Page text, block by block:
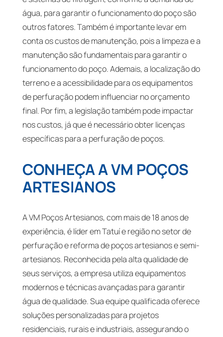
água, para garantir o funcionamento do poço são
outros fatores. Também é importante levar em
conta os custos de manutenção, pois a limpeza e a
manutenção são fundamentais para garantir o
funcionamento do poço. Ademais, a localização do
terreno e a acessibilidade para os equipamentos
de perfuração podem influenciar no orçamento
final. Por fim, a legislação também pode impactar
nos custos, já que é necessário obter licenças
específicas para a perfuração de poços.
CONHEÇA A VM POÇOS
ARTESIANOS
A VM Poços Artesianos, com mais de 18 anos de
experiência, é líder em Tatuí e região no setor de
perfuração e reforma de poços artesianos e semi-
artesianos. Reconhecida pela alta qualidade de
seus serviços, a empresa utiliza equipamentos
modernos e técnicas avançadas para garantir
água de qualidade. Sua equipe qualificada oferece
soluções personalizadas para projetos
residenciais, rurais e industriais, assegurando o